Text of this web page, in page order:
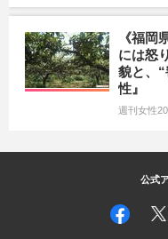
《福岡
には怒
貌と、
性』
週刊女性
公式